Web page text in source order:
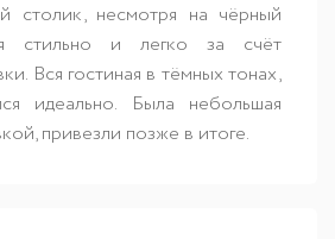
столик, несмотря на чёрный
стильно и легко за счёт
Вся гостиная в тёмных тонах,
идеально. Была небольшая
привезли позже в итоге.